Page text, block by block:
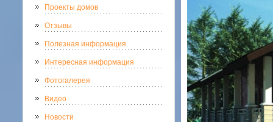
Проекты домов
Отзывы
Полезная информация
Интересная информация
Фотогалерея
Видео
Новости